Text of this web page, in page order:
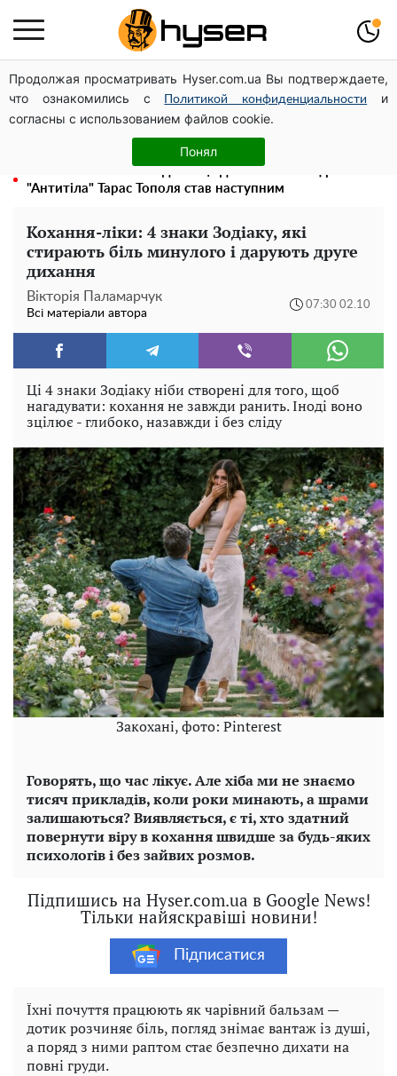
Продолжая просматривать Hyser.com.ua Вы подтверждаете,
что ознакомились с
Политикой конфиденциальности
и
согласны с использованием файлов cookie.
Понял
Посол ОБСЄ вдруге відвідав місце російського удару
по житловому будинку на Подолі
Гола Олена Тополя у цікавих позах змусила відвисати
щелепи: злив відео – було лише початком
"Антитіла" Тарас Тополя став наступним
Кохання-ліки: 4 знаки Зодіаку, які
стирають біль минулого і дарують друге
дихання
Вікторія Паламарчук
Всі матеріали автора
07:30 02.10
Ці 4 знаки Зодіаку ніби створені для того, щоб
нагадувати: кохання не завжди ранить. Іноді воно
зцілює - глибоко, назавжди і без сліду
Закохані, фото: Pinterest
Говорять, що час лікує. Але хіба ми не знаємо
тисяч прикладів, коли роки минають, а шрами
залишаються?Виявляється, є ті, хто здатний
повернути віру в кохання швидше за будь-яких
психологів і без зайвих розмов.
Підпишись на Hyser.com.ua в Google News!
Тільки найяскравіші новини!
Підписатися
Їхні почуття працюють як чарівний бальзам —
дотик розчиняє біль, погляд знімає вантаж із душі,
а поряд з ними раптом стає безпечно дихати на
повні груди.